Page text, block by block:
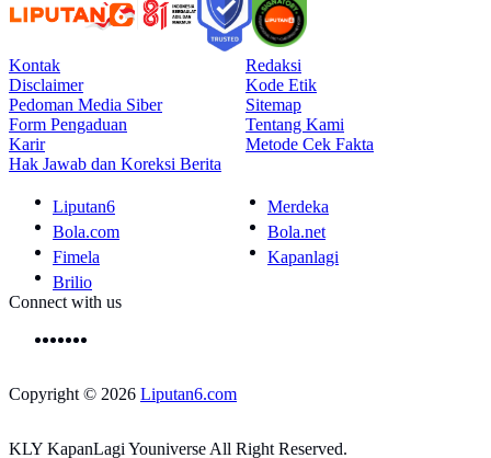
Kontak
Redaksi
Disclaimer
Kode Etik
Pedoman Media Siber
Sitemap
Form Pengaduan
Tentang Kami
Karir
Metode Cek Fakta
Hak Jawab dan Koreksi Berita
Liputan6
Merdeka
Bola.com
Bola.net
Fimela
Kapanlagi
Brilio
Connect with us
Copyright © 2026 Liputan6.com
KLY KapanLagi Youniverse All Right Reserved.